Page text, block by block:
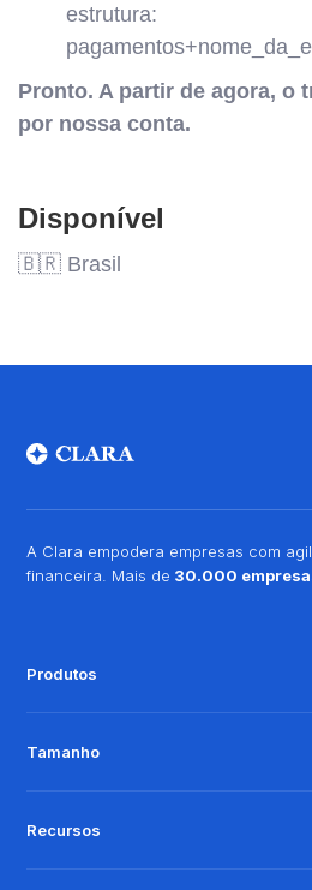
estrutura:
Pronto. A partir de agora, o
por nossa conta.
Disponível
🇧🇷 Brasil
A Clara empodera empresas com
financeira. Mais de 30.000
Produtos
Tamanho
Recursos